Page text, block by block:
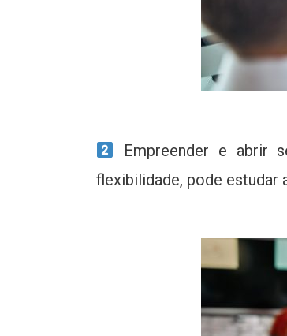
Empreender e abrir
flexibilidade, pode estudar